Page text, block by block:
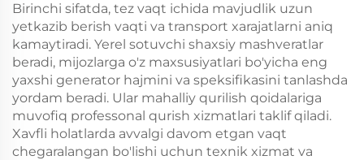
Birinchi sifatda, tez vaqt ichida mavjudlik uzun
yetkazib berish vaqti va transport xarajatlarni aniq
kamaytiradi. Yerel sotuvchi shaxsiy mashveratlar
beradi, mijozlarga o'z maxsusiyatlari bo'yicha eng
yaxshi generator hajmini va speksifikasini tanlashda
yordam beradi. Ular mahalliy qurilish qoidalariga
muvofiq professonal qurish xizmatlari taklif qiladi.
Xavfli holatlarda avvalgi davom etgan vaqt
chegaralangan bo'lishi uchun texnik xizmat va